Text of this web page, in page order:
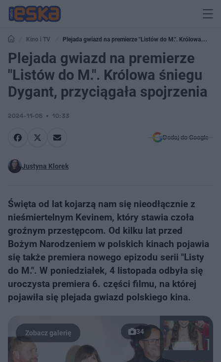
Kino i TV
Plejada gwiazd na premierze "Listów do M.". Królowa
śniegu Dygant, przyciągała spojrzenia
Plejada gwiazd na premierze
"Listów do M.". Królowa śniegu
Dygant, przyciągała spojrzenia
2024-11-05 10:33
Dodaj do Google
Justyna Klorek
Święta od lat kojarzą nam się nieodłącznie z
nieśmiertelnym Kevinem, który stawia czoła
groźnym przestępcom. Od kilku lat przed
Bożym Narodzeniem w polskich kinach pojawia
się także premiera nowego epizodu serii "Listy
do M.". W poniedziałek, 4 listopada odbyła się
uroczysta premiera 6. części filmu, na której
pojawiła się plejada gwiazd polskiego kina.
34